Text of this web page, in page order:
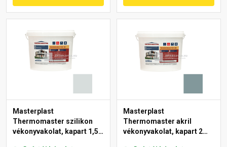
Masterplast
Thermomaster szilikon
vékonyvakolat, kapart 1,5
Masterplast
Thermomaster akril
vékonyvakolat, kapart 2